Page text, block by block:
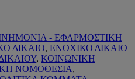
- ΕΦΑΡΜΟΣΤΙΚΗ
ΔΙΚΑΙΟ, ΕΝΟΧΙΚΟ ΔΙΚΑΙΟ
, ΚΟΙΝΩΝΙΚΗ
ΝΟΜΟΘΕΣΙΑ,